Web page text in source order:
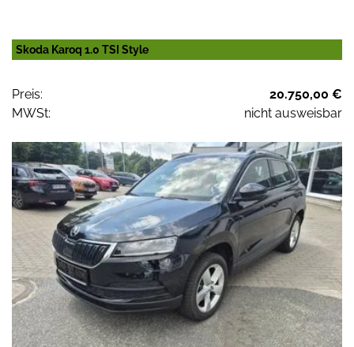
Skoda Karoq 1.0 TSI Style
Preis:
20.750,00 €
MWSt:
nicht ausweisbar